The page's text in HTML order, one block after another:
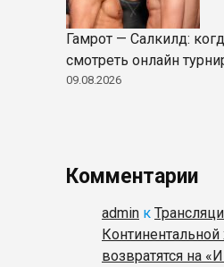
Гамрот — Салкилд:
смотреть онлайн
09.08.2026
Комментарии
admin к
возвратятся на